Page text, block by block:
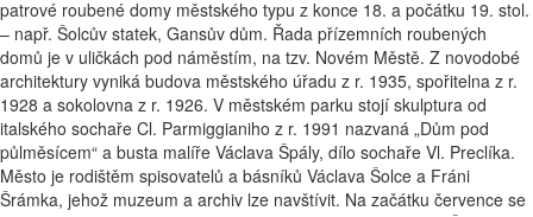
patrové roubené domy městského typu z konce 18. a počátku 19. stol.
– např. Šolcův statek, Gansův dům. Řada přízemních roubených
domů je v uličkách pod náměstím, na tzv. Novém Městě. Z novodobé
architektury vyniká budova městského úřadu z r. 1935, spořitelna z r.
1928 a sokolovna z r. 1926. V městském parku stojí skulptura od
italského sochaře Cl. Parmiggianiho z r. 1991 nazvaná „Dům pod
půlměsícem“ a busta malíře Václava Špály, dílo sochaře Vl. Preclíka.
Město je rodištěm spisovatelů a básníků Václava Šolce a Fráni
Šrámka, jehož muzeum a archiv lze navštívit. Na začátku července se